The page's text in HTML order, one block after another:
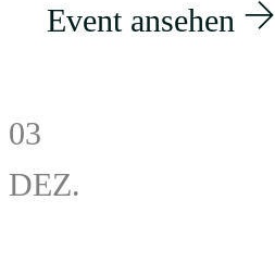
Event ansehen
03
DEZ.